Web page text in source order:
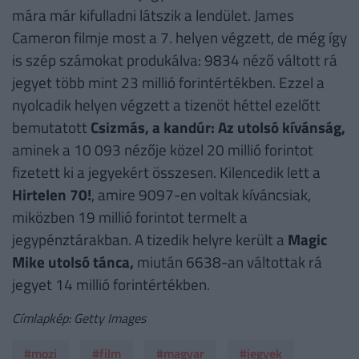
mára már kifulladni látszik a lendület. James
Cameron filmje most a 7. helyen végzett, de még így
is szép számokat produkálva: 9834 néző váltott rá
jegyet több mint 23 millió forintértékben. Ezzel a
nyolcadik helyen végzett a tizenöt héttel ezelőtt
bemutatottCsizmás, a kandúr: Az utolsó kívánság,
aminek a 10 093 nézője közel 20 millió forintot
fizetett ki a jegyekért összesen. Kilencedik lett a
Hirtelen 70!, amire 9097-en voltak kíváncsiak,
miközben 19 millió forintot termelt a
jegypénztárakban. A tizedik helyre került a Magic
Mike utolsó tánca, miután 6638-an váltottak rá
jegyet 14 millió forintértékben.
Címlapkép: Getty Images
#mozi
#film #magyar #jegyek